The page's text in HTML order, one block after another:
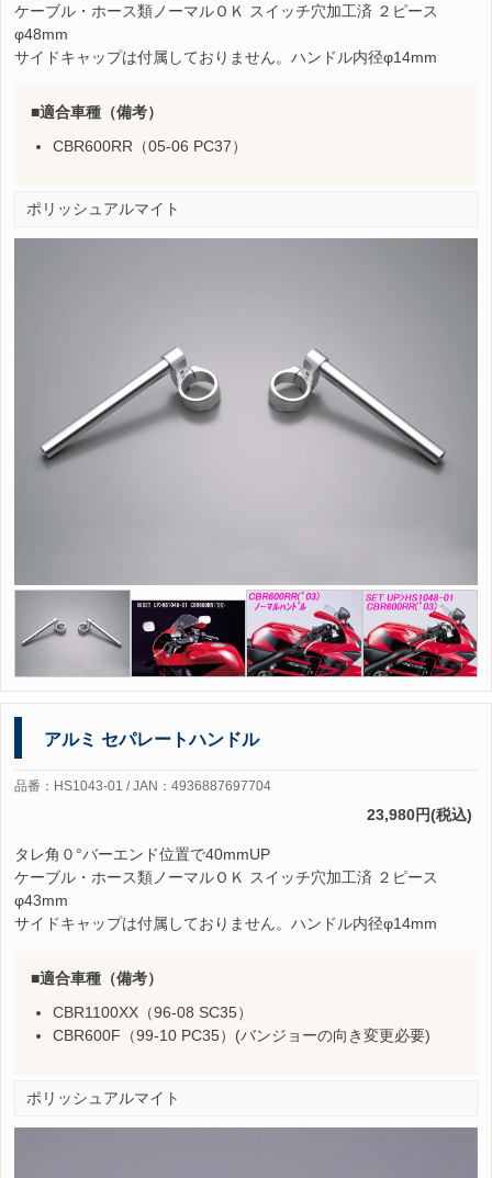
ケーブル・ホース類ノーマルＯＫ スイッチ穴加工済 ２ピース
φ48mm
サイドキャップは付属しておりません。ハンドル内径φ14mm
適合車種（備考）
CBR600RR（05-06 PC37）
ポリッシュアルマイト
アルミ セパレートハンドル
品番：HS1043-01 / JAN：4936887697704
23,980円(税込)
タレ角０°バーエンド位置で40mmUP
ケーブル・ホース類ノーマルＯＫ スイッチ穴加工済 ２ピース
φ43mm
サイドキャップは付属しておりません。ハンドル内径φ14mm
適合車種（備考）
CBR1100XX（96-08 SC35）
CBR600F（99-10 PC35）(バンジョーの向き変更必要)
ポリッシュアルマイト